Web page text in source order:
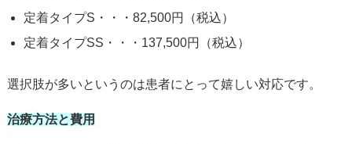
定着タイプS・・・82,500円（税込）
定着タイプSS・・・137,500円（税込）
選択肢が多いというのは患者にとって嬉しい対応です。
治療方法と費用